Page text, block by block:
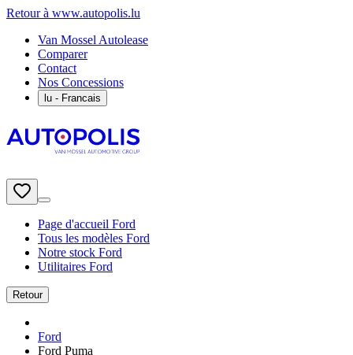
Retour à www.autopolis.lu
Van Mossel Autolease
Comparer
Contact
Nos Concessions
lu - Francais
Page d'accueil Ford
Tous les modèles Ford
Notre stock Ford
Utilitaires Ford
Retour
Ford
Ford Puma